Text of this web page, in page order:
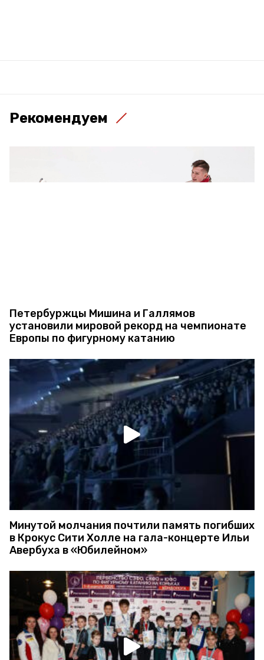
Рекомендуем
Петербуржцы Мишина и Галлямов
установили мировой рекорд на чемпионате
Европы по фигурному катанию
Минутой молчания почтили память погибших
в Крокус Сити Холле на гала-концерте Ильи
Авербуха в «Юбилейном»